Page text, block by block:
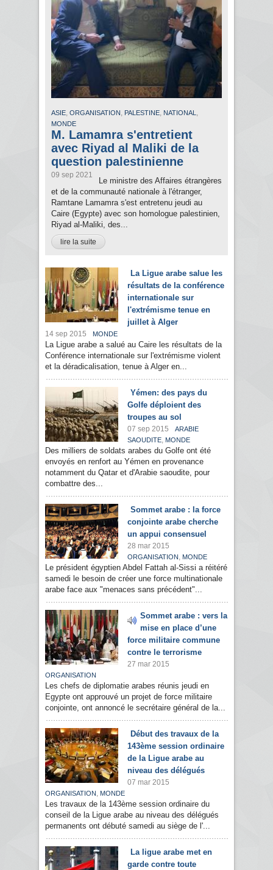
ASIE, ORGANISATION , PALESTINE, NATIONAL ,
MONDE
M. Lamamra s'entretient
avec Riyad al Maliki de la
question palestinienne
09 sep 2021
Le ministre des Affaires étrangères
et de la communauté nationale à l'étranger,
Ramtane Lamamra s'est entretenu jeudi au
Caire (Egypte) avec son homologue palestinien,
Riyad al-Maliki, des...
lire la suite
La Ligue arabe salue les
résultats de la conférence
internationale sur
l'extrémisme tenue en
juillet à Alger
14 sep 2015 MONDE
La Ligue arabe a salué au Caire les résultats de la
Conférence internationale sur l'extrémisme violent
et la déradicalisation, tenue à Alger en...
Yémen: des pays du
Golfe déploient des
troupes au sol
07 sep 2015
ARABIE
SAOUDITE, MONDE
Des milliers de soldats arabes du Golfe ont été
envoyés en renfort au Yémen en provenance
notamment du Qatar et d'Arabie saoudite, pour
combattre des...
Sommet arabe : la force
conjointe arabe cherche
un appui consensuel
28 mar 2015
ORGANISATION , MONDE
Le président égyptien Abdel Fattah al-Sissi a réitéré
samedi le besoin de créer une force multinationale
arabe face aux "menaces sans précédent"...
Sommet arabe : vers la
mise en place d’une
force militaire commune
contre le terrorisme
27 mar 2015
ORGANISATION
Les chefs de diplomatie arabes réunis jeudi en
Egypte ont approuvé un projet de force militaire
conjointe, ont annoncé le secrétaire général de la...
Début des travaux de la
143ème session ordinaire
de la Ligue arabe au
niveau des délégués
07 mar 2015
ORGANISATION , MONDE
Les travaux de la 143ème session ordinaire du
conseil de la Ligue arabe au niveau des délégués
permanents ont débuté samedi au siège de l'...
La ligue arabe met en
garde contre toute